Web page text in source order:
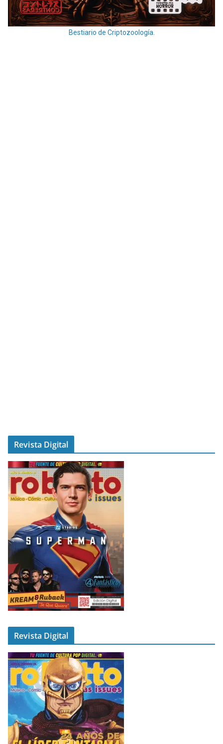
Bestiario de Criptozoología.
Revista Digital
Revista Digital